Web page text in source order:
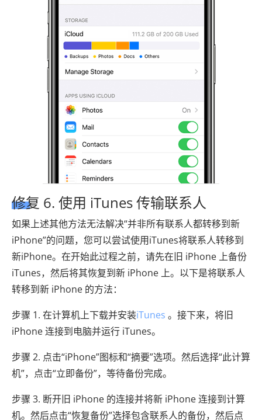
修复 6. 使用 iTunes 传输联系人
如果上述其他方法无法解决“并非所有联系人都转移到新
iPhone”的问题，您可以尝试使用iTunes将联系人转移到
新iPhone。在开始此过程之前，请先在旧 iPhone 上备份
iTunes，然后将其恢复到新 iPhone 上。以下是将联系人
转移到新 iPhone 的方法：
步骤 1. 在计算机上下载并安装iTunes 。接下来，将旧
iPhone 连接到电脑并运行 iTunes。
步骤 2. 点击“iPhone”图标和“摘要”选项。然后选择“此计算
机”，点击“立即备份”，等待备份完成。
步骤 3. 断开旧 iPhone 的连接并将新 iPhone 连接到计算
机。然后点击“恢复备份”选择包含联系人的备份，然后点